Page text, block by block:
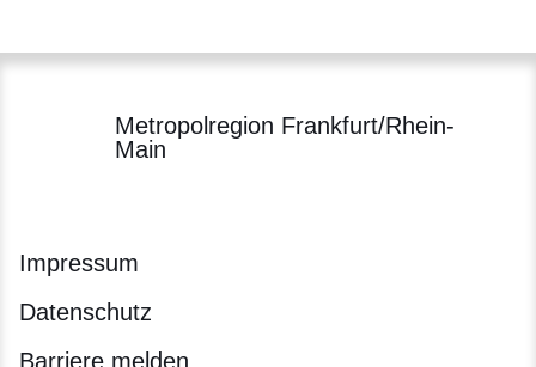
Metropolregion Frankfurt/Rhein-
Main
Impressum
Datenschutz
Barriere melden